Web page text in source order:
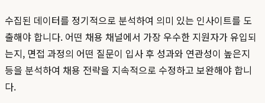
수집된 데이터를 정기적으로 분석하여 의미 있는 인사이트를 도
출해야 합니다. 어떤 채용 채널에서 가장 우수한 지원자가 유입되
는지, 면접 과정의 어떤 질문이 입사 후 성과와 연관성이 높은지
등을 분석하여 채용 전략을 지속적으로 수정하고 보완해야 합니
다.